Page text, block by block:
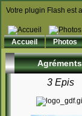
Votre plugin Flash est
Accueil Photos
Agréments
3 Epis